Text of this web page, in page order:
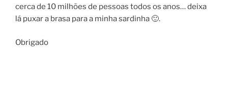
cerca de 10 milhões de pessoas todos os anos… deixa
lá puxar a brasa para a minha sardinha 🙂.
Obrigado